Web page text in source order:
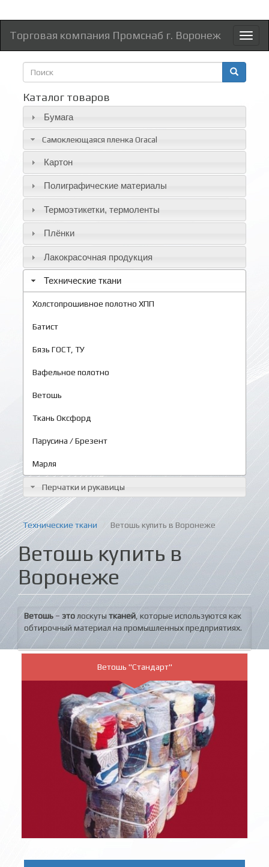
Торговая компания Промснаб г. Воронеж
Форма
поиска
Каталог товаров
Бумага
Самоклеющаяся пленка Oracal
Картон
Полиграфические материалы
Термоэтикетки, термоленты
Плёнки
Лакокрасочная продукция
Технические ткани
Холстопрошивное полотно ХПП
Батист
Бязь ГОСТ, ТУ
Вафельное полотно
Ветошь
Ткань Оксфорд
Парусина / Брезент
Марля
Перчатки и рукавицы
Технические ткани Ветошь купить в Воронеже
Ветошь купить в
Воронеже
Ветошь– это лоскуты тканей, которые используются как
обтирочный материал на промышленных предприятиях.
Ветошь "Стандарт"